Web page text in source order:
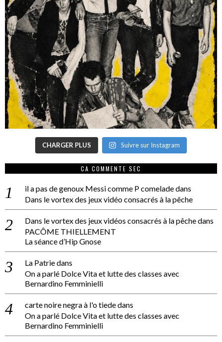
CHARGER PLUS Suivre sur Instagram
CA COMMENTE SEC
il a pas de genoux Messi comme P comeladedans
Dans le vortex des jeux vidéo consacrés à la pêche
Dans le vortex des jeux vidéos consacrés à la pêchedans
PACÔME THIELLEMENT
La séance d’Hip Gnose
La Patriedans
On a parlé Dolce Vita et lutte des classes avec
Bernardino Femminielli
carte noire negra à l'o tiededans
On a parlé Dolce Vita et lutte des classes avec
Bernardino Femminielli